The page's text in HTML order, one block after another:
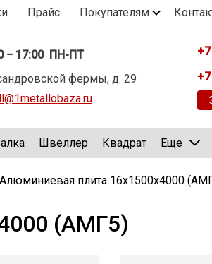
Прайс Покупателям
− 17:00 ПН-ПТ
фермы, д. 29
Швеллер Квадрат Еще
Алюминиевая плита 16х1500х4000
(АМГ5)